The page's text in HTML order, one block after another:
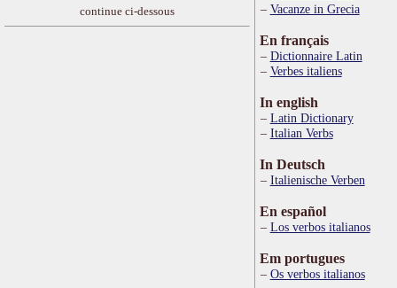
continue ci-dessous
Vacanze in Grecia
En français
Dictionnaire Latin
Verbes italiens
In english
Latin Dictionary
Italian Verbs
In Deutsch
Italienische Verben
En español
Los verbos italianos
Em portugues
Os verbos italianos